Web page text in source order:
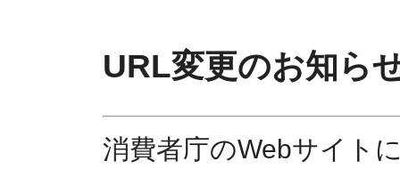
URL変更のお知ら
消費者庁のWebサイト